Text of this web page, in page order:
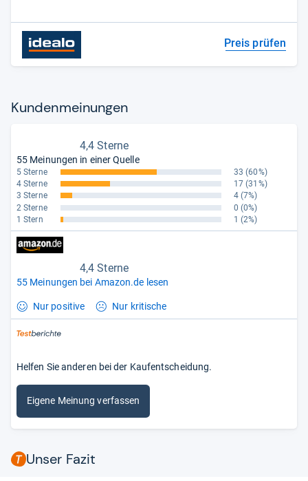
Preis prüfen
Kun­den­mei­nun­gen
4,4 Sterne
55 Meinungen in einer Quelle
5 Sterne 33 (60%)
4 Sterne
17 (31%)
3 Sterne
4 (7%)
2 Sterne
0 (0%)
1 Stern
1 (2%)
4,4 Sterne
55 Meinungen bei Amazon.de lesen
Nur positive Nur kritische
Helfen Sie anderen bei der Kaufentscheidung.
Eigene Meinung verfassen
Unser Fazit